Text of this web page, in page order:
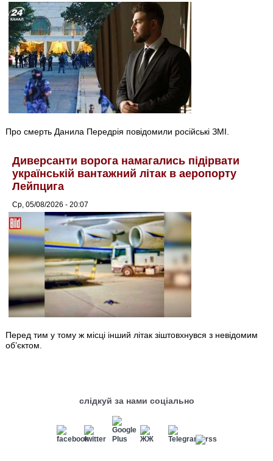
Про смерть Данила Передрія повідомили російські ЗМІ.
Диверсанти ворога намагались підірвати
українській вантажний літак в аеропорту
Лейпцига
Ср, 05/08/2026 - 20:07
Перед тим у тому ж місці інший літак зіштовхнувся з невідомим
об’єктом.
слідкуй за нами соціально